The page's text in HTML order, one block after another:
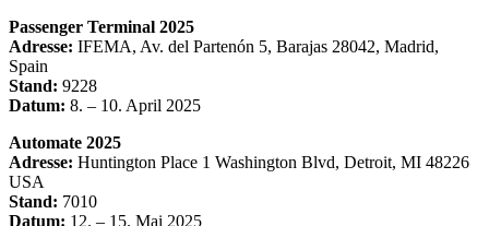
Passenger Terminal 2025
Adresse: IFEMA, Av. del Partenón 5, Barajas 28042, Madrid,
Spain
Stand: 9228
Datum: 8. – 10. April 2025
Automate 2025
Adresse: Huntington Place 1 Washington Blvd, Detroit, MI 48226
USA
Stand: 7010
Datum: 12. – 15. Mai 2025